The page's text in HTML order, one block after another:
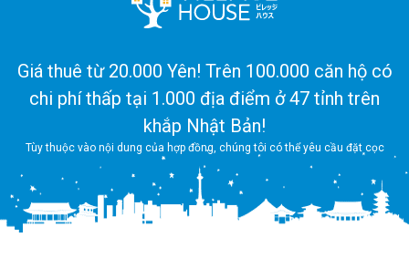
Giá thuê từ 20.000 Yên! Trên 100.000 căn hộ có
chi phí thấp tại 1.000 địa điểm ở 47 tỉnh trên
khắp Nhật Bản!
Tùy thuộc vào nội dung của hợp đồng, chúng tôi có thể yêu cầu đặt cọc